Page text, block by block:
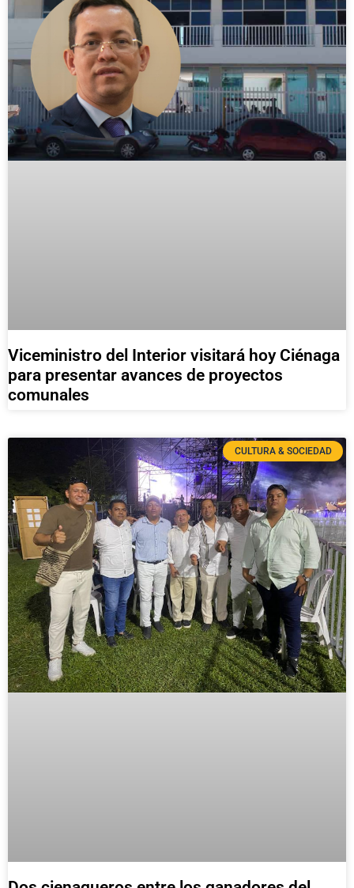
Viceministro del Interior visitará hoy Ciénaga
para presentar avances de proyectos
comunales
CULTURA & SOCIEDAD